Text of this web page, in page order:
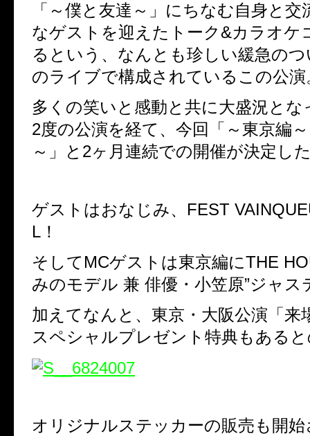
「～僕と友達～」にちなむ自身と交
なゲストを迎えたトーク&カラオケ
るという、なんとも珍しい緩急の
のライブで構成されているこの公演
多くの笑いと感動と共に大盛況とな
2度の公演を経て、今回「～東京編
～」と2ヶ月連続での開催が決定し
ゲストはおなじみ、FEST
L！
そしてMCゲストは東京編にTHE
みのモデル 兼 俳優・小笠原”ジャス
加えてなんと、東京・大阪公演「来
スペシャルプレゼント特典もある
オリジナルステッカーの販売も開